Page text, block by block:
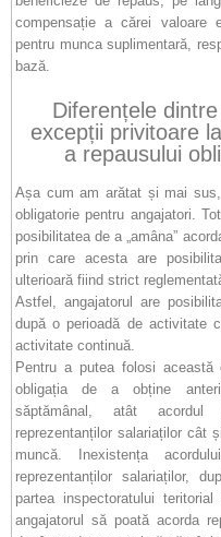
compensație a cărei valoare
pentru munca suplimentară,
bază.
Diferențele
excepții privitoare
a repausului
Așa cum am arătat și mai
obligatorie pentru angajatori.
posibilitatea de a „amâna”
prin care acesta are
ulterioară fiind strict
Astfel, angajatorul are
după o perioadă de activitate
activitate continuă.
Pentru a putea folosi această
obligația de a obține
săptămânal, atât acordul
reprezentanților salariaților cât
muncă. Inexistența
reprezentanților salariaților,
partea inspectoratului
angajatorul să poată acorda